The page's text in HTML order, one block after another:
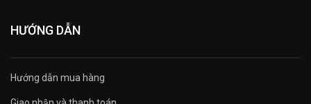
HƯỚNG DẪN
Hướng dẫn mua hàng